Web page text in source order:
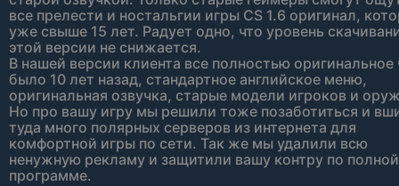
все прелести и ностальгии игры CS 1.6 оригинал,
уже свыше 15 лет. Радует одно, что уровень
этой версии не снижается.
В нашей версии клиента все полностью оригинальное
было 10 лет назад, стандартное английское меню,
оригинальная озвучка, старые модели игроков и
Но про вашу игру мы решили тоже позаботиться и
туда много полярных серверов из интернета для
комфортной игры по сети. Так же мы удалили всю
ненужную рекламу и защитили вашу контру по полной
программе.